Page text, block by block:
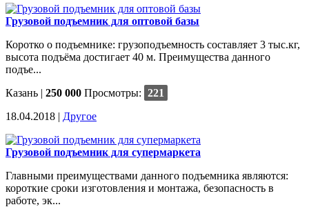
Грузовой подъемник для оптовой базы
Коротко о подъемнике: грузоподъемность составляет 3 тыс.кг,
высота подъёма достигает 40 м. Преимущества данного
подъе...
Казань | 250 000 Просмотры: 221
18.04.2018 | Другое
Грузовой подъемник для супермаркета
Главными преимуществами данного подъемника являются:
короткие сроки изготовления и монтажа, безопасность в
работе, эк...